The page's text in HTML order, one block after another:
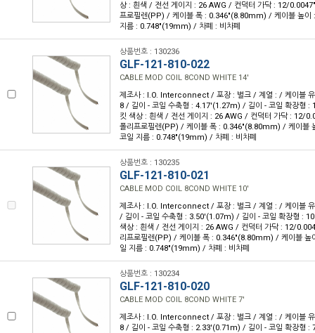
상 : 흰색 / 전선 게이지 : 26 AWG / 컨덕터 가닥 : 12/
프로필렌(PP) / 케이블 폭 : 0.346"(8.80mm) / 케이블 높
지름 : 0.748"(19mm) / 차폐 : 비차폐
상품번호 : 130236
GLF-121-810-022
CABLE MOD COIL 8COND WHITE 14'
제조사 : I.O. Interconnect / 포장 : 벌크 / 계열 : / 케이블
8 / 길이 - 코일 수축형 : 4.17'(1.27m) / 길이 - 코일 확장형
킷 색상 : 흰색 / 전선 게이지 : 26 AWG / 컨덕터 가닥 : 12/
폴리프로필렌(PP) / 케이블 폭 : 0.346"(8.80mm) / 케이
코일 지름 : 0.748"(19mm) / 차폐 : 비차폐
상품번호 : 130235
GLF-121-810-021
CABLE MOD COIL 8COND WHITE 10'
제조사 : I.O. Interconnect / 포장 : 벌크 / 계열 : / 케이블
/ 길이 - 코일 수축형 : 3.50'(1.07m) / 길이 - 코일 확장형 :
색상 : 흰색 / 전선 게이지 : 26 AWG / 컨덕터 가닥 : 12/
리프로필렌(PP) / 케이블 폭 : 0.346"(8.80mm) / 케이블
일 지름 : 0.748"(19mm) / 차폐 : 비차폐
상품번호 : 130234
GLF-121-810-020
CABLE MOD COIL 8COND WHITE 7'
제조사 : I.O. Interconnect / 포장 : 벌크 / 계열 : / 케이블
8 / 길이 - 코일 수축형 : 2.33'(0.71m) / 길이 - 코일 확장형